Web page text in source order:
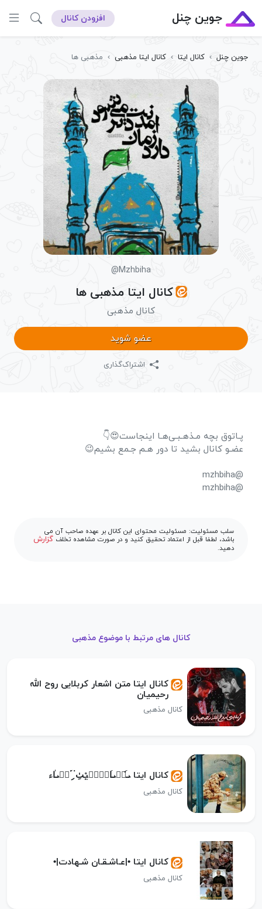
جوین چنل افزودن کانال
جوین چنل › کانال ایتا › کانال ایتا مذهبی › مذهبی ها
@Mzhbiha
کانال ایتا مذهبی ها
کانال مذهبی
عضو شوید
اشتراک‌گذاری
پـاتوق بچه مـذهـبـی‌هـا اینجاست😍👇
عضـو کانال بشید تا دور هـم جـمع بشیم😉
@mzhbiha
@mzhbiha
سلب مسئولیت: مسئولیت محتوای این کانال بر عهده صاحب آن می
باشد، لطفا قبل از اعتماد تحقیق کنید و در صورت مشاهده تخلف گزارش
دهید.
کانال های مرتبط با موضوع مذهبی
کانال ایتا متن اشعار کربلایی روح الله
رحیمیان
کانال مذهبی
کانال ایتا ܝ̇‌َܣْܝ‌َߊ‌ܠْܢَ̣یْٺِ ۬ ިَ۬ܣْܝ‌ٰߊ‌ء
کانال مذهبی
کانال ایتا •|عـاشـقـان شـهادت|•
کانال مذهبی